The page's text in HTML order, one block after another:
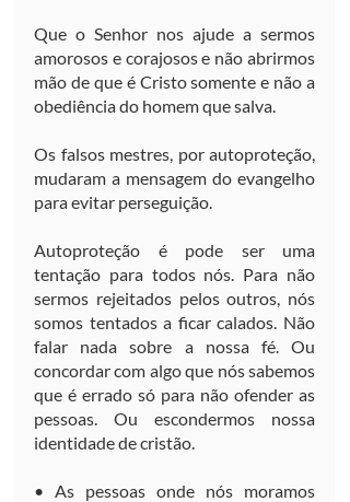
Que o Senhor nos ajude a sermos
amorosos e corajosos e não abrirmos
mão de que é Cristo somente e não a
obediência do homem que salva.
Os falsos mestres, por autoproteção,
mudaram a mensagem do evangelho
para evitar perseguição.
Autoproteção é pode ser uma
tentação para todos nós. Para não
sermos rejeitados pelos outros, nós
somos tentados a ficar calados. Não
falar nada sobre a nossa fé. Ou
concordar com algo que nós sabemos
que é errado só para não ofender as
pessoas. Ou escondermos nossa
identidade de cristão.
• As pessoas onde nós moramos